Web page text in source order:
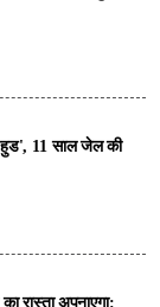
हुड', 11 साल जेल की
रास्ता अपनाएगा: